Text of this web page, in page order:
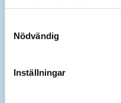
Nödvändig
Inställningar
E-post